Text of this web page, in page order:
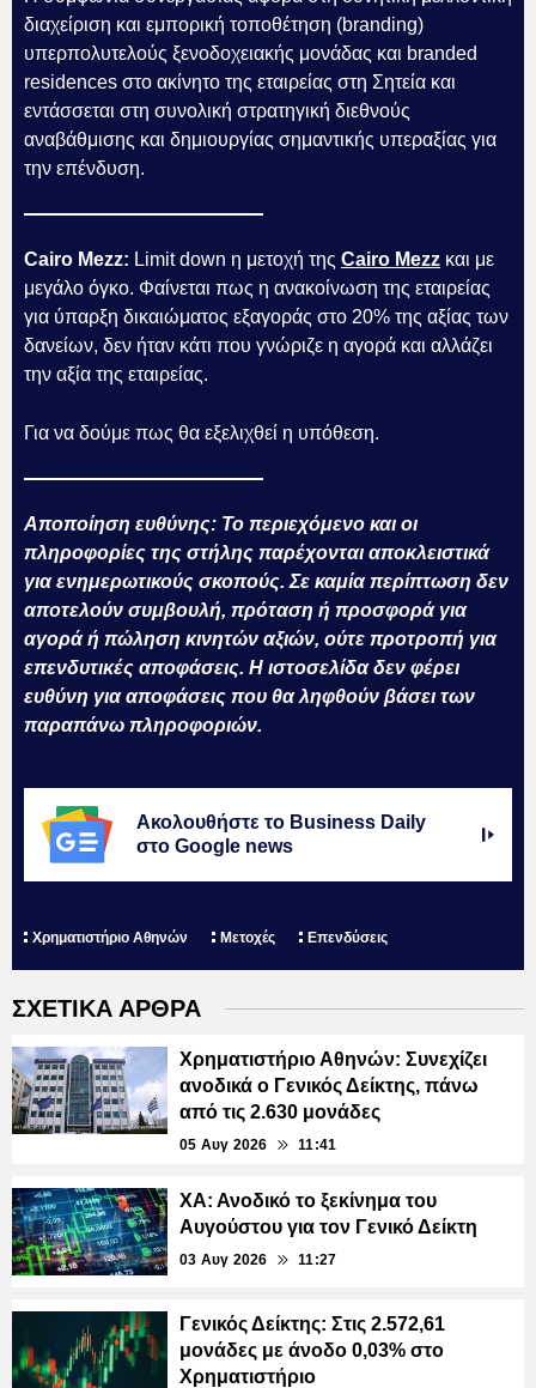
διαχείριση και εμπορική τοποθέτηση (branding)
υπερπολυτελούς ξενοδοχειακής μονάδας και branded
residences στο ακίνητο της εταιρείας στη Σητεία και
εντάσσεται στη συνολική στρατηγική διεθνούς
αναβάθμισης και δημιουργίας σημαντικής υπεραξίας για
την επένδυση.
Cairo Mezz: Limit down η μετοχή της Cairo Mezz και με
μεγάλο όγκο. Φαίνεται πως η ανακοίνωση της εταιρείας
για ύπαρξη δικαιώματος εξαγοράς στο 20% της αξίας των
δανείων, δεν ήταν κάτι που γνώριζε η αγορά και αλλάζει
την αξία της εταιρείας.
Για να δούμε πως θα εξελιχθεί η υπόθεση.
Αποποίηση ευθύνης: Το περιεχόμενο και οι
πληροφορίες της στήλης παρέχονται αποκλειστικά
για ενημερωτικούς σκοπούς. Σε καμία περίπτωση δεν
αποτελούν συμβουλή, πρόταση ή προσφορά για
αγορά ή πώληση κινητών αξιών, ούτε προτροπή για
επενδυτικές αποφάσεις. Η ιστοσελίδα δεν φέρει
ευθύνη για αποφάσεις που θα ληφθούν βάσει των
παραπάνω πληροφοριών.
Ακολουθήστε το Business Daily
στο Google news
Χρηματιστήριο Αθηνών Μετοχές Επενδύσεις
ΣΧΕΤΙΚΑ ΑΡΘΡΑ
Χρηματιστήριο Αθηνών: Συνεχίζει
ανοδικά ο Γενικός Δείκτης, πάνω
από τις 2.630 μονάδες
05 Αυγ 2026 11:41
ΧΑ: Ανοδικό το ξεκίνημα του
Αυγούστου για τον Γενικό Δείκτη
03 Αυγ 2026 11:27
Γενικός Δείκτης: Στις 2.572,61
μονάδες με άνοδο 0,03% στο
Χρηματιστήριο